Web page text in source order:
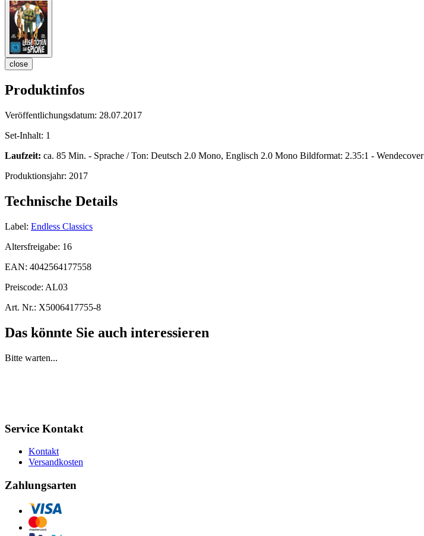
close
Produktinfos
Veröffentlichungsdatum: 28.07.2017
Set-Inhalt: 1
Laufzeit: ca. 85 Min. - Sprache / Ton: Deutsch 2.0 Mono, Englisch 2.0 Mono Bildformat: 2.35:1 - Wendecover
Produktionsjahr: 2017
Technische Details
Label: Endless Classics
Altersfreigabe: 16
EAN: 4042564177558
Preiscode: AL03
Art. Nr.: X5006417755-8
Das könnte Sie auch interessieren
Bitte warten...
Service Kontakt
Kontakt
Versandkosten
Zahlungsarten